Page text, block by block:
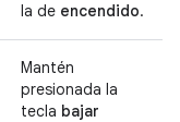
la de encendido.
Mantén
presionada la
tecla bajar